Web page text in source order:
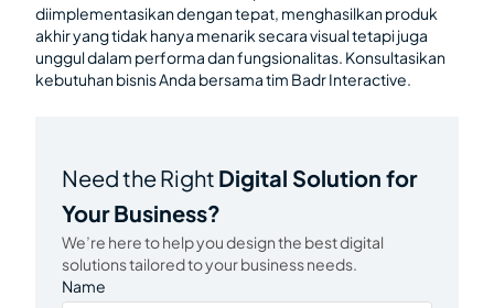
diimplementasikan dengan tepat, menghasilkan produk
akhir yang tidak hanya menarik secara visual tetapi juga
unggul dalam performa dan fungsionalitas. Konsultasikan
kebutuhan bisnis Anda bersama tim Badr Interactive.
Need the Right Digital Solution for
Your Business?
We’re here to help you design the best digital
solutions tailored to your business needs.
Name